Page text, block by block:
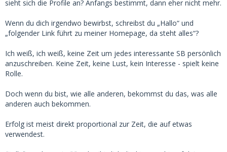
sieht sich die Profile an? Anfangs bestimmt, dann eher nicht mehr.
Wenn du dich irgendwo bewirbst, schreibst du „Hallo“ und
„folgender Link führt zu meiner Homepage, da steht alles“?
Ich weiß, ich weiß, keine Zeit um jedes interessante SB persönlich
anzuschreiben. Keine Zeit, keine Lust, kein Interesse - spielt keine
Rolle.
Doch wenn du bist, wie alle anderen, bekommst du das, was alle
anderen auch bekommen.
Erfolg ist meist direkt proportional zur Zeit, die auf etwas
verwendest.